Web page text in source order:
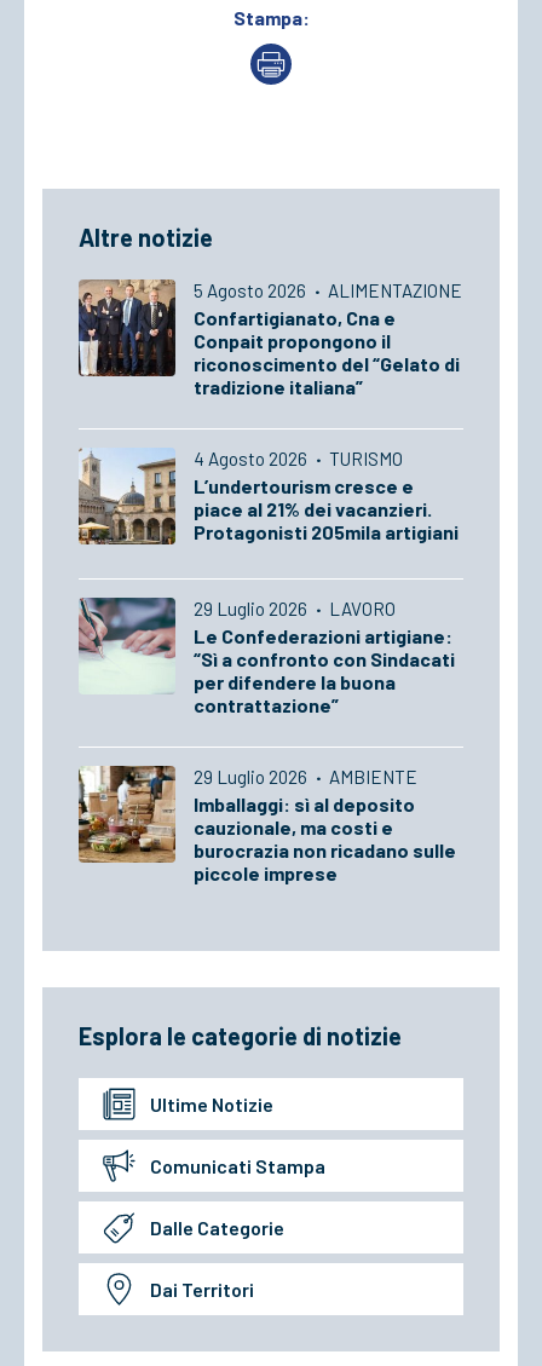
Stampa:
Altre notizie
5 Agosto 2026 · ALIMENTAZIONE
Confartigianato, Cna e
Conpait propongono il
riconoscimento del “Gelato di
tradizione italiana”
4 Agosto 2026 · TURISMO
L’undertourism cresce e
piace al 21% dei vacanzieri.
Protagonisti 205mila artigiani
29 Luglio 2026 · LAVORO
Le Confederazioni artigiane:
“Sì a confronto con Sindacati
per difendere la buona
contrattazione”
29 Luglio 2026 · AMBIENTE
Imballaggi: sì al deposito
cauzionale, ma costi e
burocrazia non ricadano sulle
piccole imprese
Esplora le categorie di notizie
Ultime Notizie
Comunicati Stampa
Dalle Categorie
Dai Territori